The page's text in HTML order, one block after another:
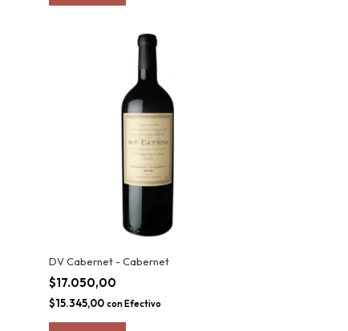
DV Cabernet - Cabernet
$17.050,00
$15.345,00 con Efectivo